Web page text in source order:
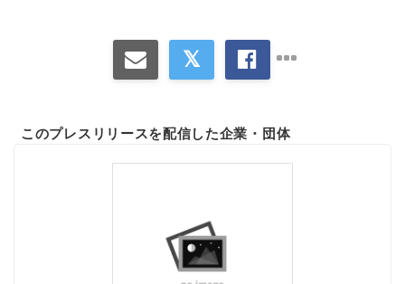
このプレスリリースを配信した企業・団体